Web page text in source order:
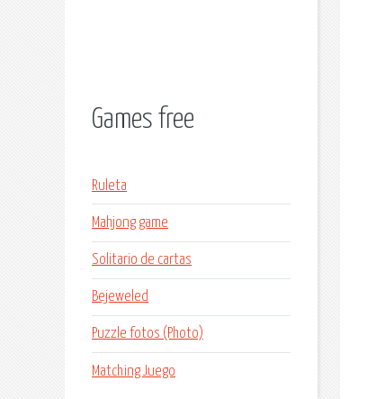
Games free
Ruleta
Mahjong game
Solitario de cartas
Bejeweled
Puzzle fotos (Photo)
Matching Juego